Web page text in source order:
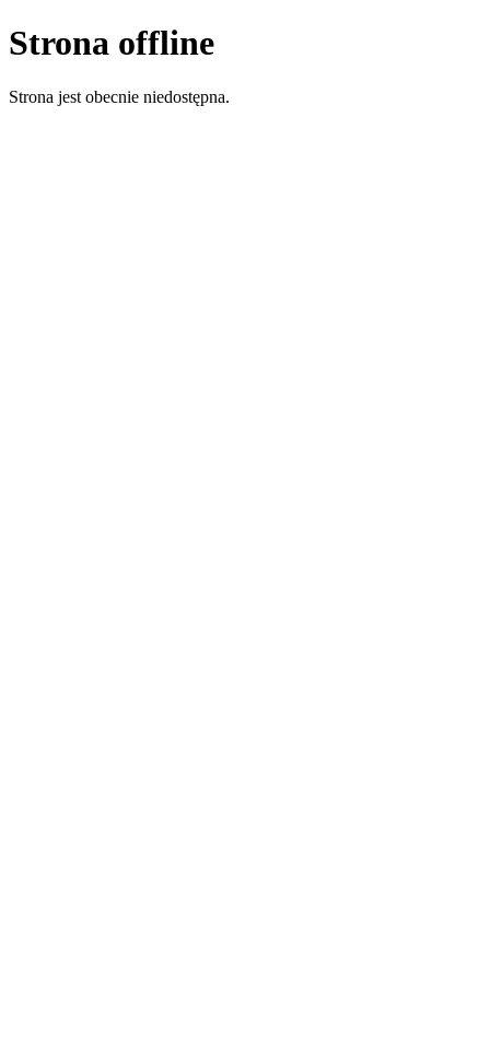
Strona offline
Strona jest obecnie niedostępna.